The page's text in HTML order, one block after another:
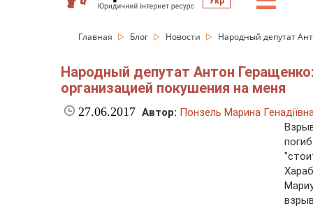
Главная Блог Новости Народный депутат
Народный депутат Антон
организацией покушения на меня
27.06.2017 Автор: Понзель Марина